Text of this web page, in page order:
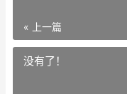
« 上一篇
没有了！